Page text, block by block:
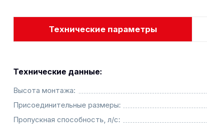
Технические параметры
Технические данные:
Высота монтажа:
Присоединительные размеры:
Пропускная способность, л/с: